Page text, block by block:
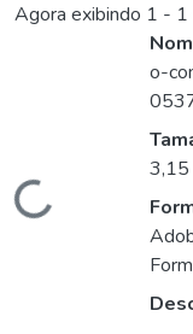
Agora exibindo 1 - 1
Carregando...
o-